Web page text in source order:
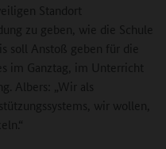
Standort
zu geben, wie die Schule
soll Anstoß geben für die
im Ganztag, im Unterricht
Albers: „Wir als
wir wollen,